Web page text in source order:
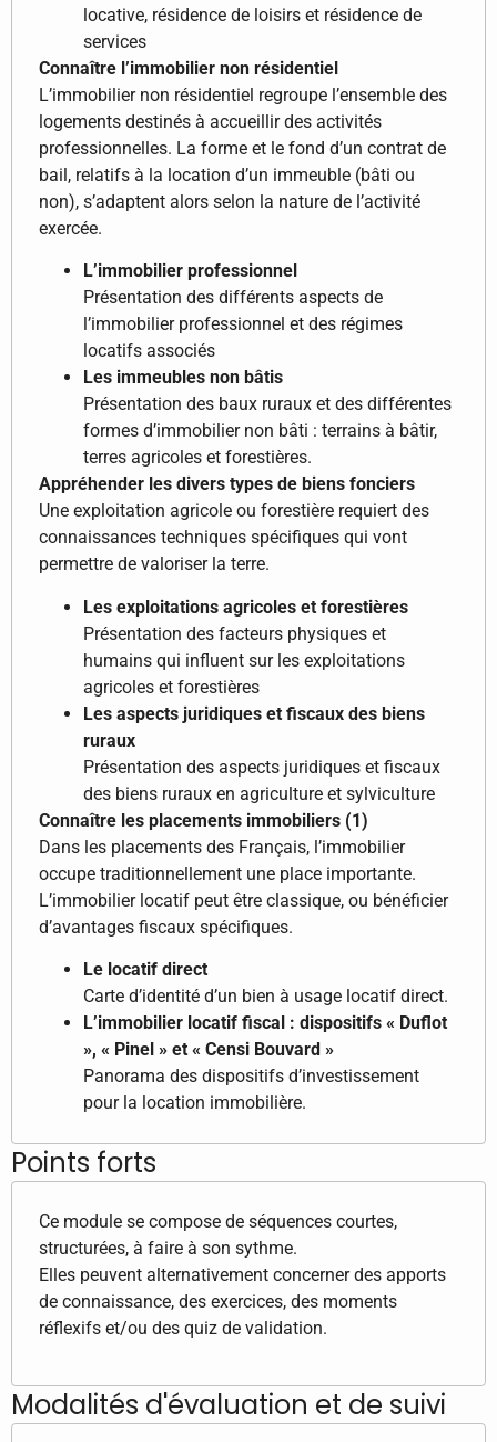
locative, résidence de loisirs et résidence de
services
Connaître l’immobilier non résidentiel
L’immobilier non résidentiel regroupe l’ensemble des
logements destinés à accueillir des activités
professionnelles. La forme et le fond d’un contrat de
bail, relatifs à la location d’un immeuble (bâti ou
non), s’adaptent alors selon la nature de l’activité
exercée.
L’immobilier professionnel
Présentation des différents aspects de
l’immobilier professionnel et des régimes
locatifs associés
Les immeubles non bâtis
Présentation des baux ruraux et des différentes
formes d’immobilier non bâti : terrains à bâtir,
terres agricoles et forestières.
Appréhender les divers types de biens fonciers
Une exploitation agricole ou forestière requiert des
connaissances techniques spécifiques qui vont
permettre de valoriser la terre.
Les exploitations agricoles et forestières
Présentation des facteurs physiques et
humains qui influent sur les exploitations
agricoles et forestières
Les aspects juridiques et fiscaux des biens
ruraux
Présentation des aspects juridiques et fiscaux
des biens ruraux en agriculture et sylviculture
Connaître les placements immobiliers (1)
Dans les placements des Français, l’immobilier
occupe traditionnellement une place importante.
L’immobilier locatif peut être classique, ou bénéficier
d’avantages fiscaux spécifiques.
Le locatif direct
Carte d’identité d’un bien à usage locatif direct.
L’immobilier locatif fiscal : dispositifs « Duflot
», « Pinel » et « Censi Bouvard »
Panorama des dispositifs d’investissement
pour la location immobilière.
Points forts
Ce module se compose de séquences courtes,
structurées, à faire à son sythme.
Elles peuvent alternativement concerner des apports
de connaissance, des exercices, des moments
réflexifs et/ou des quiz de validation.
Modalités d'évaluation et de suivi